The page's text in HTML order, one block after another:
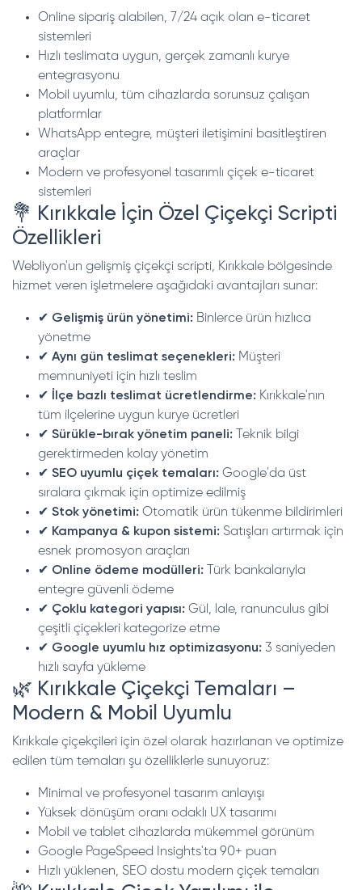
Online sipariş alabilen, 7/24 açık olan e-ticaret
sistemleri
Hızlı teslimata uygun, gerçek zamanlı kurye
entegrasyonu
Mobil uyumlu, tüm cihazlarda sorunsuz çalışan
platformlar
WhatsApp entegre, müşteri iletişimini basitleştiren
araçlar
Modern ve profesyonel tasarımlı çiçek e-ticaret
sistemleri
💐 Kırıkkale İçin Özel Çiçekçi Scripti
Özellikleri
Webliyon'un gelişmiş çiçekçi scripti, Kırıkkale bölgesinde
hizmet veren işletmelere aşağıdaki avantajları sunar:
✔ Gelişmiş ürün yönetimi: Binlerce ürün hızlıca
yönetme
✔ Aynı gün teslimat seçenekleri: Müşteri
memnuniyeti için hızlı teslim
✔
İlçe bazlı teslimat ücretlendirme: Kırıkkale'nın
tüm ilçelerine uygun kurye ücretleri
✔ Sürükle-bırak yönetim paneli: Teknik bilgi
gerektirmeden kolay yönetim
✔ SEO uyumlu çiçek temaları: Google'da üst
sıralara çıkmak için optimize edilmiş
✔ Stok yönetimi: Otomatik ürün tükenme bildirimleri
✔ Kampanya & kupon sistemi: Satışları artırmak için
esnek promosyon araçları
✔ Online ödeme modülleri: Türk bankalarıyla
entegre güvenli ödeme
✔ Çoklu kategori yapısı: Gül, lale, ranunculus gibi
çeşitli çiçekleri kategorize etme
✔ Google uyumlu hız optimizasyonu: 3 saniyeden
hızlı sayfa yükleme
🌿 Kırıkkale Çiçekçi Temaları –
Modern & Mobil Uyumlu
Kırıkkale çiçekçileri için özel olarak hazırlanan ve optimize
edilen tüm temaları şu özelliklerle sunuyoruz:
Minimal ve profesyonel tasarım anlayışı
Yüksek dönüşüm oranı odaklı UX tasarımı
Mobil ve tablet cihazlarda mükemmel görünüm
Google PageSpeed Insights'ta 90+ puan
Hızlı yüklenen, SEO dostu modern çiçek temaları